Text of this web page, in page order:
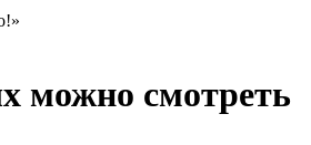
можно смотреть